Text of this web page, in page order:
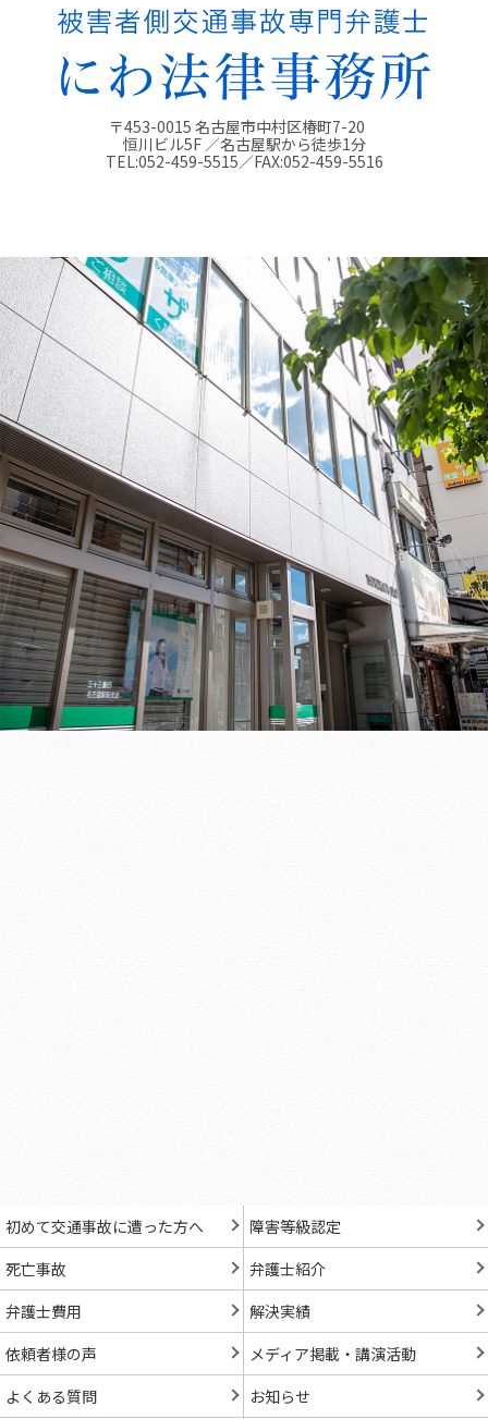
〒453-0015 名古屋市中村区椿町7-20
恒川ビル5F ／名古屋駅から徒歩1分
TEL:052-459-5515／FAX:052-459-5516
初めて交通事故に遭った方へ
障害等級認定
死亡事故
弁護士紹介
弁護士費用
解決実績
依頼者様の声
メディア掲載・講演活動
よくある質問
お知らせ